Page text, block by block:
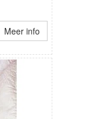
Meer info